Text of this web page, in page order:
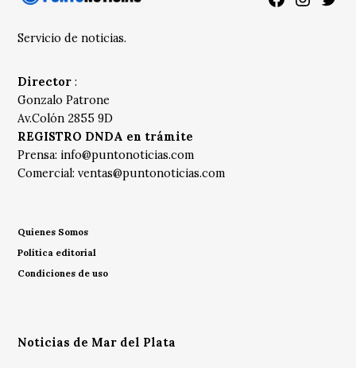
Servicio de noticias.
Director :
Gonzalo Patrone
Av.Colón 2855 9D
REGISTRO DNDA en trámite
Prensa: info@puntonoticias.com
Comercial:ventas@puntonoticias.com
Quienes Somos
Política editorial
Condiciones de uso
Noticias de Mar del Plata